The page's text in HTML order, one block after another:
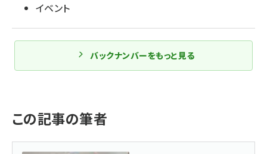
イベント
バックナンバーをもっと見る
この記事の筆者